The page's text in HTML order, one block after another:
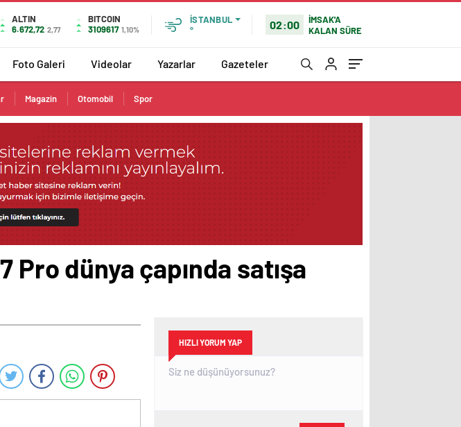
ALTIN
6.672,72 2,77
BITCOIN
3109617 1,10%
İSTANBUL
°
02:00
İMSAK'A
KALAN SÜRE
Foto Galeri Videolar Yazarlar Gazeteler
Magazin Otomobil Spor
dünya çapında satışa
HIZLI YORUM YAP